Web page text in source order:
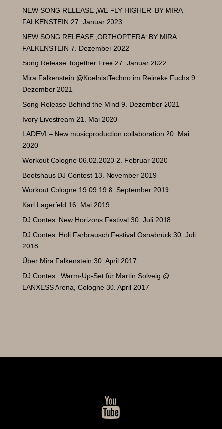
NEW SONG RELEASE ‚WE FLY HIGHER‘ BY MIRA
FALKENSTEIN 27. Januar 2023
NEW SONG RELEASE ‚ORTHOPTERA‘ BY MIRA
FALKENSTEIN 7. Dezember 2022
Song Release Together Free 27. Januar 2022
Mira Falkenstein @KoelnistTechno im Reineke Fuchs 9.
Dezember 2021
Song Release Behind the Mind 9. Dezember 2021
Ivory Livestream 21. Mai 2020
LADEVI – New musicproduction collaboration 20. Mai
2020
Workout Cologne 06.02.2020 2. Februar 2020
Bootshaus DJ Contest 13. November 2019
Workout Cologne 19.09.19 8. September 2019
Karl Lagerfeld 16. Mai 2019
DJ Contest New Horizons Festival 30. Juli 2018
DJ Contest Holi Farbrausch Festival Osnabrück 30. Juli
2018
Über Mira Falkenstein 30. April 2017
DJ Contest: Warm-Up-Set für Martin Solveig @
LANXESS Arena, Cologne 30. April 2017